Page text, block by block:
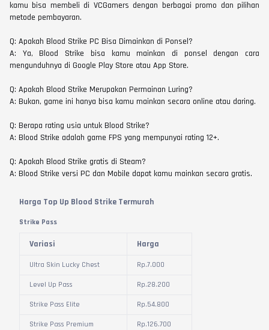
kamu bisa membeli di VCGamers dengan berbagai promo dan pilihan
metode pembayaran.
Q: Apakah Blood Strike PC Bisa Dimainkan di Ponsel?
A: Ya, Blood Strike bisa kamu mainkan di ponsel dengan cara
mengunduhnya di Google Play Store atau App Store.
Q: Apakah Blood Strike Merupakan Permainan Luring?
A: Bukan, game ini hanya bisa kamu mainkan secara online atau daring.
Q: Berapa rating usia untuk Blood Strike?
A: Blood Strike adalah game FPS yang mempunyai rating 12+.
Q: Apakah Blood Strike gratis di Steam?
A: Blood Strike versi PC dan Mobile dapat kamu mainkan secara gratis.
Harga Top Up Blood Strike Termurah
Strike Pass
Variasi Harga
Ultra Skin Lucky Chest Rp.7.000
Level Up Pass Rp.28.200
Strike Pass Elite Rp.54.800
Strike Pass Premium Rp.126.700